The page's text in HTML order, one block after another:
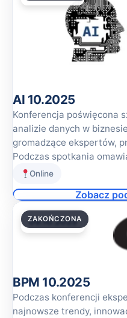
AI 10.2025
Konferencja poświęcona
analizie danych w
gromadzące ekspertów,
Podczas spotkania
Online
Zobacz
09.10.2025
ZAKOŃCZONA
BPM 10.2025
Podczas konferencji
najnowsze trendy,